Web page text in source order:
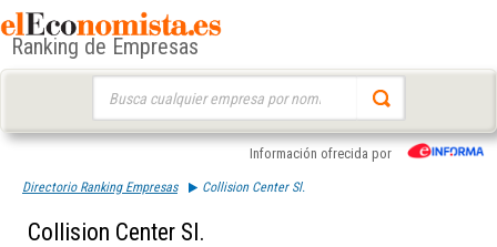
Ranking de Empresas
Información ofrecida por
Directorio Ranking Empresas Collision Center Sl.
Collision Center Sl.